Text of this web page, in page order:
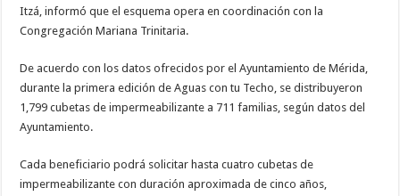
Itzá, informó que el esquema opera en coordinación con la
Congregación Mariana Trinitaria.
De acuerdo con los datos ofrecidos por el Ayuntamiento de Mérida,
durante la primera edición de Aguas con tu Techo, se distribuyeron
1,799 cubetas de impermeabilizante a 711 familias, según datos del
Ayuntamiento.
Cada beneficiario podrá solicitar hasta cuatro cubetas de
impermeabilizante con duración aproximada de cinco años,